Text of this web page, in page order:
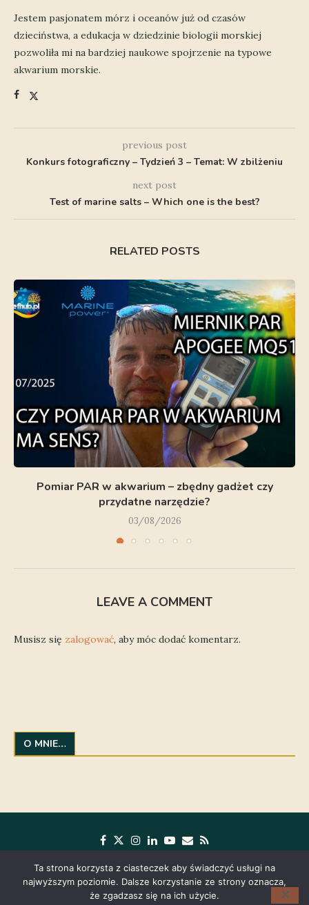
Jestem pasjonatem mórz i oceanów już od czasów
dzieciństwa, a edukacja w dziedzinie biologii morskiej
pozwoliła mi na bardziej naukowe spojrzenie na typowe
akwarium morskie.
previous post
Konkurs fotograficzny – Tydzień 3 – Temat: W zbilżeniu
next post
Test of marine salts – Which one is the best?
RELATED POSTS
Pomiar PAR w akwarium – zbędny gadżet czy
przydatne narzędzie?
03/08/2026
LEAVE A COMMENT
Musisz się zalogować, aby móc dodać komentarz.
O MNIE…
Ta strona korzysta z ciasteczek aby świadczyć usługi na
najwyższym poziomie. Dalsze korzystanie ze strony oznacza,
że zgadzasz się na ich użycie.